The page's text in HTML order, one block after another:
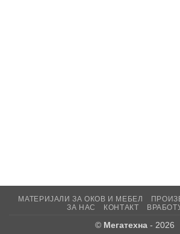
МАТЕРИЈАЛИ ЗА ОКОВ И МЕБЕЛ
ЗА НАС
КОНТАКТ
© Мегатехна - 2026